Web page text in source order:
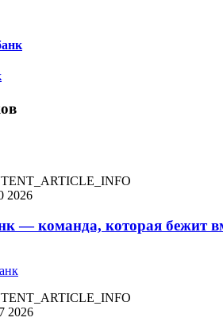
2026
— команда, которая бежит
2026